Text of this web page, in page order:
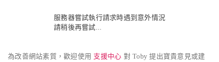
服務器嘗試執行請求時遇到意外情況
請稍後再嘗試...
為改善網站素質，歡迎使用 支援中心 對 Toby 提出寶貴意見或建